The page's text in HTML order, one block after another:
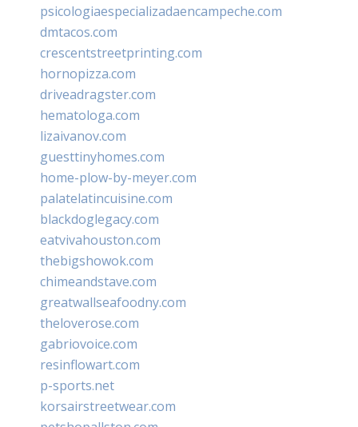
psicologiaespecializadaencampeche.com
dmtacos.com
crescentstreetprinting.com
hornopizza.com
driveadragster.com
hematologa.com
lizaivanov.com
guesttinyhomes.com
home-plow-by-meyer.com
palatelatincuisine.com
blackdoglegacy.com
eatvivahouston.com
thebigshowok.com
chimeandstave.com
greatwallseafoodny.com
theloverose.com
gabriovoice.com
resinflowart.com
p-sports.net
korsairstreetwear.com